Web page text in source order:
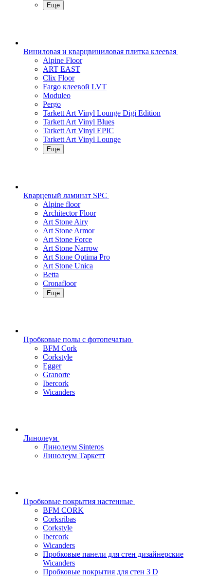
Еще
Виниловая и кварцвиниловая плитка клеевая
Alpine Floor
ART EAST
Clix Floor
Fargo клеевой LVT
Moduleo
Pergo
Tarkett Art Vinyl Lounge Digi Edition
Tarkett Art Vinyl Blues
Tarkett Art Vinyl EPIC
Tarkett Art Vinyl Lounge
Еще
Кварцевый ламинат SPC
Alpine floor
Architector Floor
Art Stone Airy
Art Stone Armor
Art Stone Force
Art Stone Narrow
Art Stone Optima Pro
Art Stone Unica
Betta
Cronafloor
Еще
Пробковые полы с фотопечатью
BFM Cork
Corkstyle
Egger
Granorte
Ibercork
Wicanders
Линолеум
Линолеум Sinteros
Линолеум Таркетт
Пробковые покрытия настенные
BFM CORK
Corksribas
Corkstyle
Ibercork
Wicanders
Пробковые панели для стен дизайнерские
Wicanders
Пробковые покрытия для стен 3 D